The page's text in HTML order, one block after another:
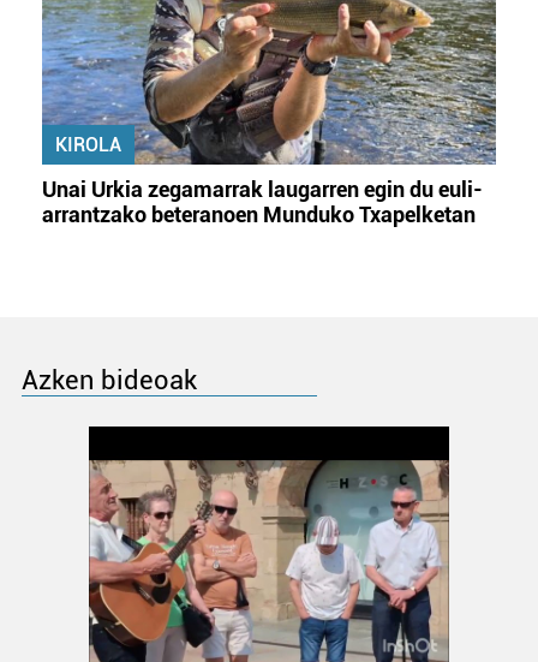
KIROLA
Unai Urkia zegamarrak laugarren egin du euli-
arrantzako beteranoen Munduko Txapelketan
Azken bideoak